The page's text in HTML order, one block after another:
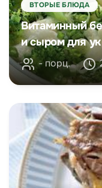
ВТОРЫЕ БЛЮДА
Витаминный
и сыром для
- порц.